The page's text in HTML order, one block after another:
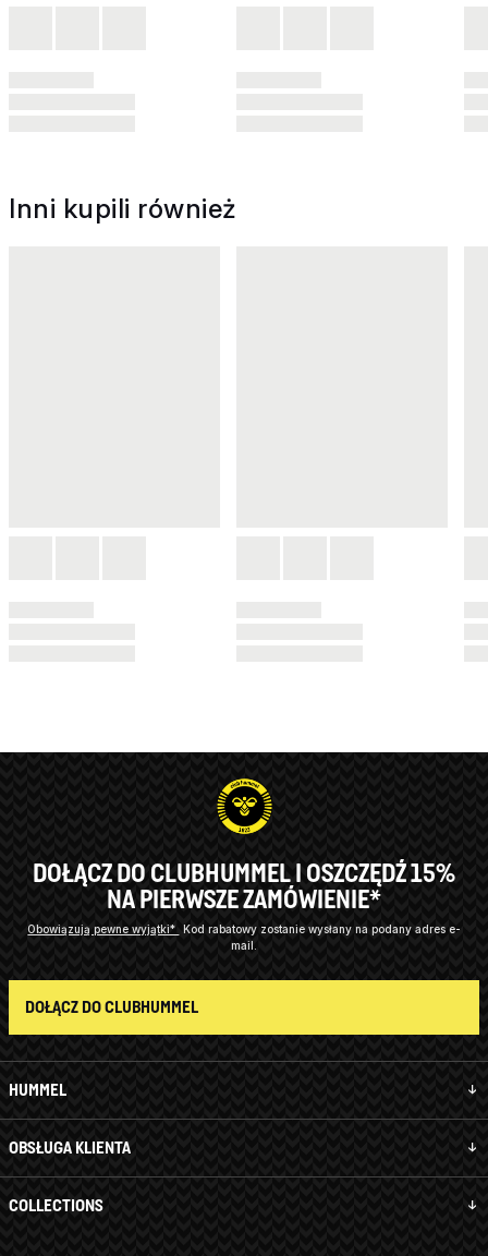
Inni kupili również
HUMMEL
OBSŁUGA KLIENTA
COLLECTIONS
DOŁĄCZ DO CLUBHUMMEL I OSZCZĘDŹ 15%
NA PIERWSZE ZAMÓWIENIE*
Obowiązują pewne wyjątki*
Kod rabatowy zostanie wysłany na podany adres e-
mail.
DOŁĄCZ DO CLUBHUMMEL